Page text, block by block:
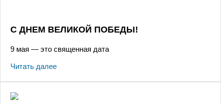
С ДНЕМ ВЕЛИКОЙ ПОБЕДЫ!
9 мая — это священная дата
Читать далее